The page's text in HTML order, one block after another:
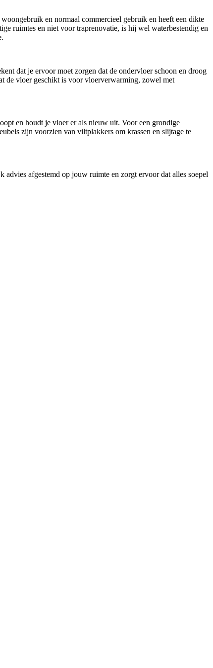
en normaal commercieel gebruik en heeft een dikte
ruimtes en niet voor traprenovatie, is hij wel waterbestendig en
dat je ervoor moet zorgen dat de ondervloer schoon en droog
de vloer geschikt is voor vloerverwarming, zowel met
en houdt je vloer er als nieuw uit. Voor een grondige
zijn voorzien van viltplakkers om krassen en slijtage te
afgestemd op jouw ruimte en zorgt ervoor dat alles soepel